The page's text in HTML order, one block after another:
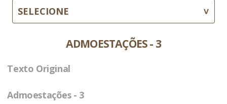
SELECIONE
ADMOESTAÇÕES - 3
Texto Original
Admoestações - 3